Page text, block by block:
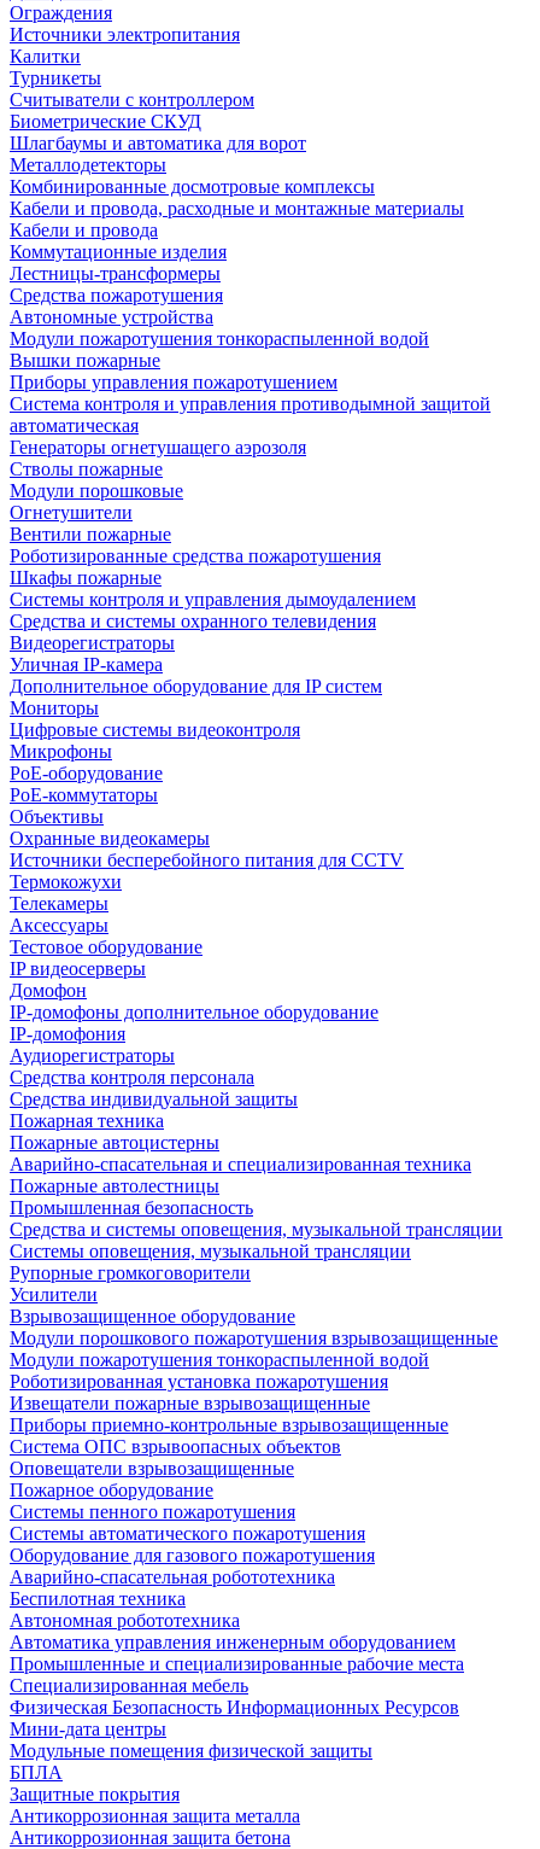
Ограждения
Источники электропитания
Калитки
Турникеты
Считыватели с контроллером
Биометрические СКУД
Шлагбаумы и автоматика для ворот
Металлодетекторы
Комбинированные досмотровые комплексы
Кабели и провода, расходные и монтажные материалы
Кабели и провода
Коммутационные изделия
Лестницы-трансформеры
Средства пожаротушения
Автономные устройства
Модули пожаротушения тонкораспыленной водой
Вышки пожарные
Приборы управления пожаротушением
Система контроля и управления противодымной защитой
автоматическая
Генераторы огнетушащего аэрозоля
Стволы пожарные
Модули порошковые
Огнетушители
Вентили пожарные
Роботизированные средства пожаротушения
Шкафы пожарные
Системы контроля и управления дымоудалением
Средства и системы охранного телевидения
Видеорегистраторы
Уличная IP-камера
Дополнительное оборудование для IP систем
Мониторы
Цифровые системы видеоконтроля
Микрофоны
PoE-оборудование
PoE-коммутаторы
Объективы
Охранные видеокамеры
Источники бесперебойного питания для CCTV
Термокожухи
Телекамеры
Аксессуары
Тестовое оборудование
IP видеосерверы
Домофон
IP-домофоны дополнительное оборудование
IP-домофония
Аудиорегистраторы
Средства контроля персонала
Средства индивидуальной защиты
Пожарная техника
Пожарные автоцистерны
Аварийно-спасательная и специализированная техника
Пожарные автолестницы
Промышленная безопасность
Средства и системы оповещения, музыкальной трансляции
Системы оповещения, музыкальной трансляции
Рупорные громкоговорители
Усилители
Взрывозащищенное оборудование
Модули порошкового пожаротушения взрывозащищенные
Модули пожаротушения тонкораспыленной водой
Роботизированная установка пожаротушения
Извещатели пожарные взрывозащищенные
Приборы приемно-контрольные взрывозащищенные
Система ОПС взрывоопасных объектов
Оповещатели взрывозащищенные
Пожарное оборудование
Системы пенного пожаротушения
Системы автоматического пожаротушения
Оборудование для газового пожаротушения
Аварийно-спасательная робототехника
Беспилотная техника
Автономная робототехника
Автоматика управления инженерным оборудованием
Промышленные и специализированные рабочие места
Специализированная мебель
Физическая Безопасность Информационных Ресурсов
Мини-дата центры
Модульные помещения физической защиты
БПЛА
Защитные покрытия
Антикоррозионная защита металла
Антикоррозионная защита бетона